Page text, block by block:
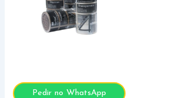
Pedir no WhatsApp